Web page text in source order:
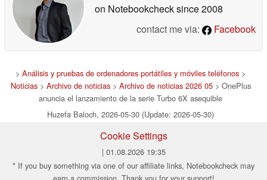
on Notebookchecksince 2008
contact me via:
Facebook
> Análisis y pruebas de ordenadores portátiles y móviles teléfonos >
Noticias> Archivo de noticias> Archivo de noticias 2026 05> OnePlus
anuncia el lanzamiento de la serie Turbo 6X asequible
Huzefa Baloch, 2026-05-30 (Update: 2026-05-30)
Cookie Settings
| 01.08.2026 19:35
* If you buy something via one of our affiliate links, Notebookcheck may